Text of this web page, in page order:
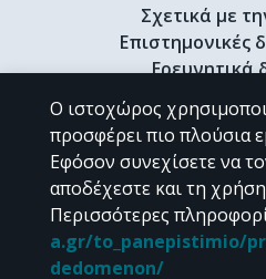
Σχετικά με
Επιστημονικές
Ερευνητικά
Διδακτορικές διατριβές
Προφίλ
Εκτός αν αναφέρεται διαφορετικά,
Ο ιστοχώρος
προσφέρει πιο πλούσια
Εφόσον συνεχίσετε να
αποδέχεστε και τη
Περισσότερες
a.gr/to_panepistimio/
dedomenon/